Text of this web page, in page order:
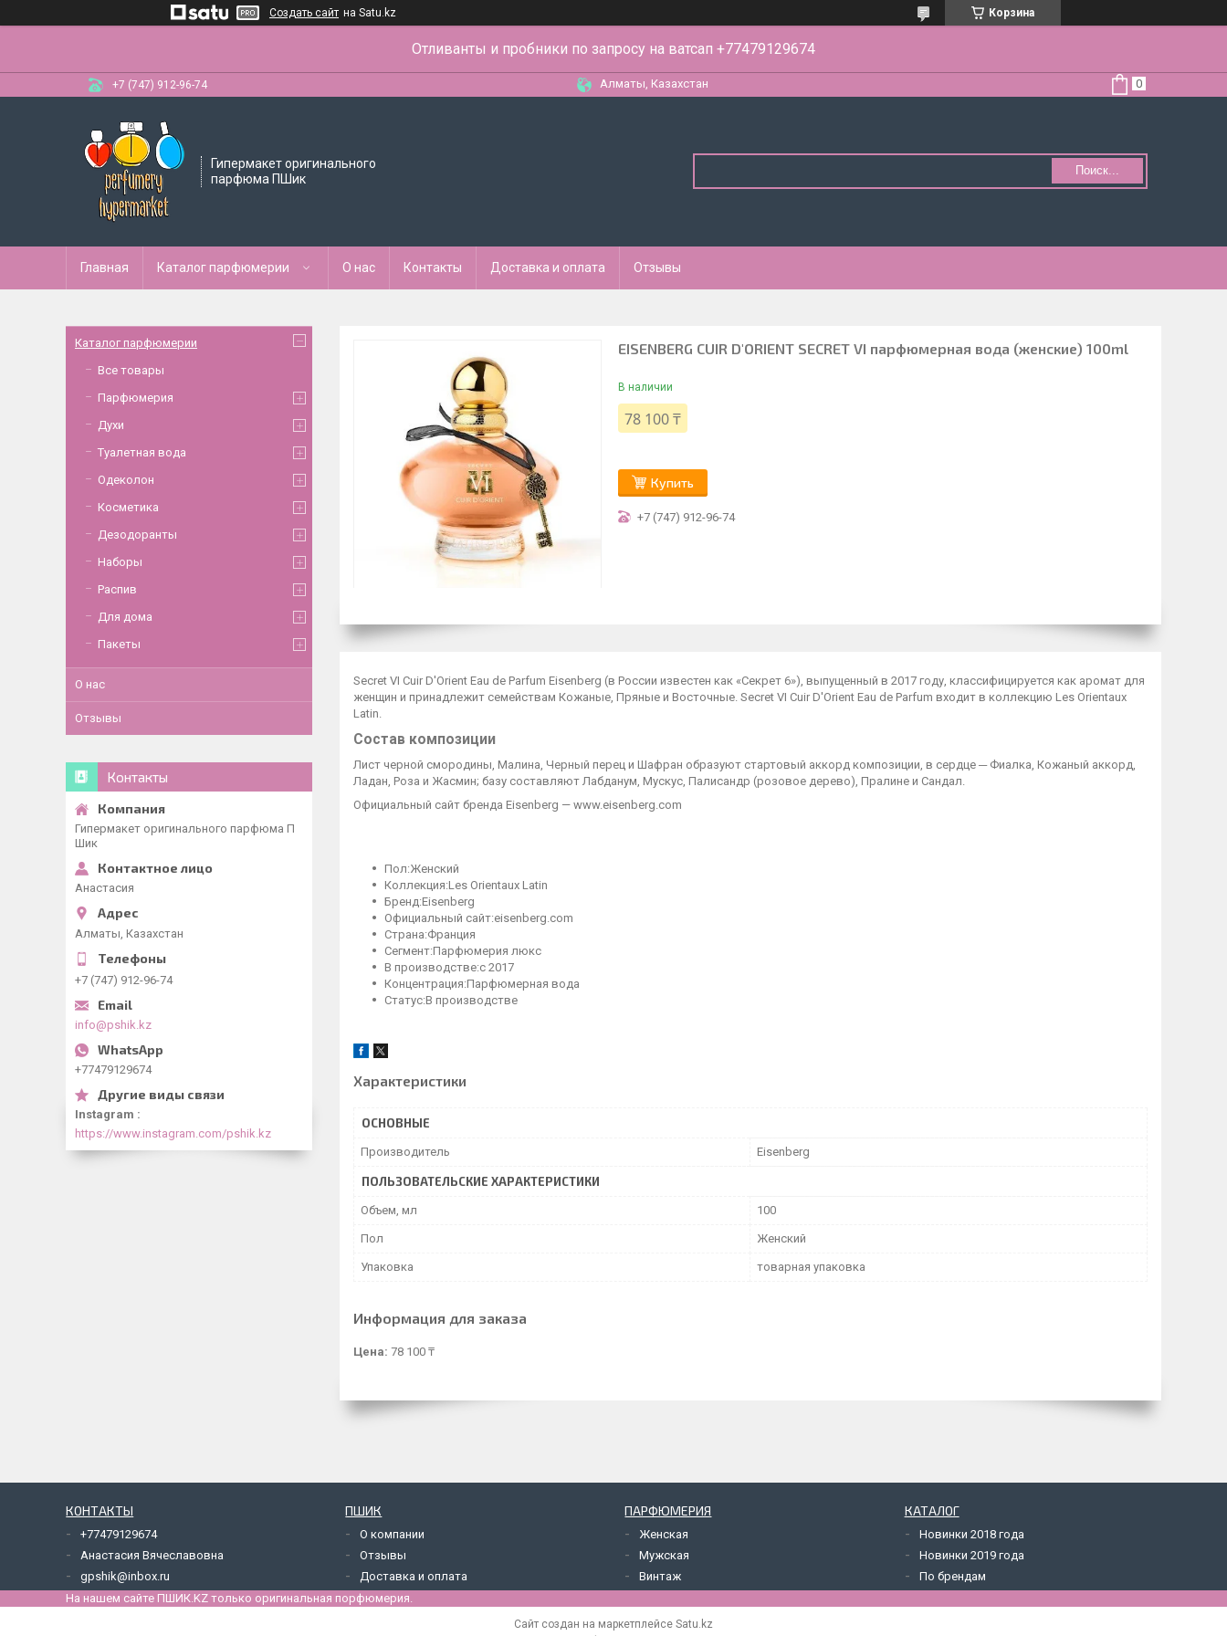
Создать сайт на Satu.kz Корзина
Отливанты и пробники по запросу на ватсап +77479129674
+7 (747) 912-96-74 Алматы, Казахстан
Гипермакет оригинального
парфюма ПШик
Поиск...
Главная Каталог парфюмерии О нас Контакты Доставка и оплата Отзывы
EISENBERG CUIR D'ORIENT SECRET VI парфюмерная вода (женские) 100ml
В наличии
78 100 ₸
Купить
+7 (747) 912-96-74
Secret VI Cuir D'Orient Eau de Parfum Eisenberg (в России известен как «Секрет 6»), выпущенный в 2017 году, классифицируется как аромат для
женщин и принадлежит семействам Кожаные, Пряные и Восточные. Secret VI Cuir D'Orient Eau de Parfum входит в коллекцию Les Orientaux
Latin.
Состав композиции
Лист черной смородины, Малина, Черный перец и Шафран образуют стартовый аккорд композиции, в сердце ─ Фиалка, Кожаный аккорд,
Ладан, Роза и Жасмин; базу составляют Лабданум, Мускус, Палисандр (розовое дерево), Пралине и Сандал.
Официальный сайт бренда Eisenberg — www.eisenberg.com
Пол:Женский
Коллекция:Les Orientaux Latin
Бренд:Eisenberg
Официальный сайт:eisenberg.com
Страна:Франция
Сегмент:Парфюмерия люкс
В производстве:с 2017
Концентрация:Парфюмерная вода
Статус:В производстве
Характеристики
ОСНОВНЫЕ
Производитель Eisenberg
ПОЛЬЗОВАТЕЛЬСКИЕ ХАРАКТЕРИСТИКИ
Объем, мл 100
Пол Женский
Упаковка товарная упаковка
Информация для заказа
Цена: 78 100 ₸
Каталог парфюмерии
Все товары
Парфюмерия
Духи
Туалетная вода
Одеколон
Косметика
Дезодоранты
Наборы
Распив
Для дома
Пакеты
О нас
Отзывы
Контакты
Гипермакет оригинального парфюма П
Шик
Анастасия
Алматы, Казахстан
+7 (747) 912-96-74
info@pshik.kz
+77479129674
Instagram
https://www.instagram.com/pshik.kz
КОНТАКТЫ
+77479129674
Анастасия Вячеславовна
gpshik@inbox.ru
ПШИК
О компании
Отзывы
Доставка и оплата
ПАРФЮМЕРИЯ
Женская
Мужская
Винтаж
КАТАЛОГ
Новинки 2018 года
Новинки 2019 года
По брендам
На нашем сайте ПШИК.KZ только оригинальная порфюмерия.
Сайт создан на маркетплейсе Satu.kz